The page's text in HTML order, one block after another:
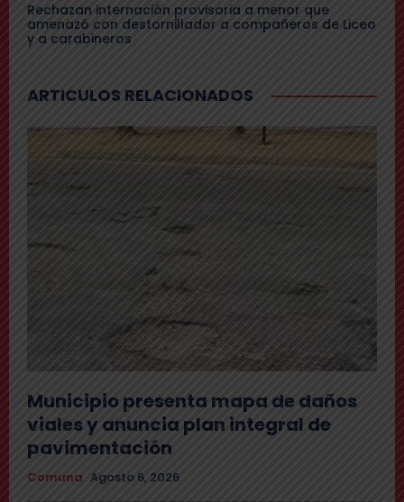
Rechazan internación provisoria a menor que
amenazó con destornillador a compañeros de Liceo
y a carabineros
ARTICULOS RELACIONADOS
Municipio presenta mapa de daños
viales y anuncia plan integral de
pavimentación
Comuna Agosto 6, 2026